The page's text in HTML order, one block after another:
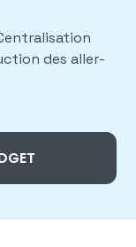
des aller-